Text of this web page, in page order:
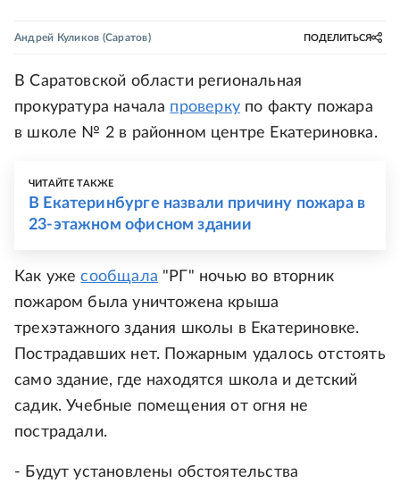
Андрей Куликов (Саратов) ПОДЕЛИТЬСЯ
В Саратовской области региональная
прокуратура начала проверкупо факту пожара
в школе № 2 в районном центре Екатериновка.
ЧИТАЙТЕ ТАКЖЕ
В Екатеринбурге назвали причину пожара в
23-этажном офисном здании
Как ужесообщала "РГ" ночью во вторник
пожаром была уничтожена крыша
трехэтажного здания школы в Екатериновке.
Пострадавших нет. Пожарным удалось отстоять
само здание, где находятся школа и детский
садик. Учебные помещения от огня не
пострадали.
- Будут установлены обстоятельства